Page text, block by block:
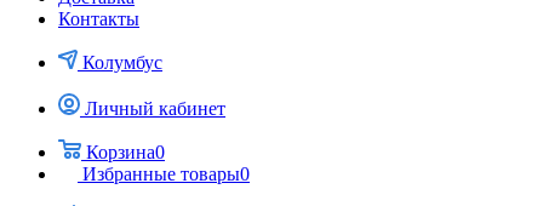
Контакты
Колумбус
Личный кабинет
Корзина0
Избранные товары0